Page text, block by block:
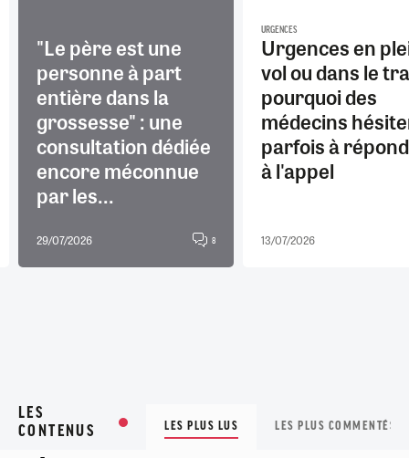
"Le père est une
personne à part
entière dans la
grossesse" : une
consultation dédiée
encore méconnue
par les...
29/07/2026 8
URGENCES
Urgences en
vol ou dans le
pourquoi des
médecins
parfois à
à l'appel
13/07/2026
LES
CONTENUS
LES PLUS LUS LES PLUS COMMENTÉS